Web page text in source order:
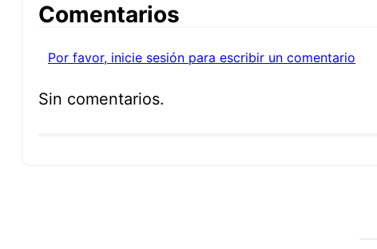
Comentarios
Por favor, inicie sesión para escribir un comentario
Sin comentarios.